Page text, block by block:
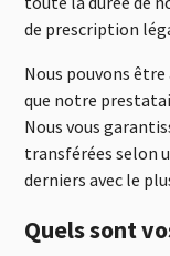
de prescription
Nous pouvons
que notre
Nous vous
transférées selon
derniers avec le
Quels sont